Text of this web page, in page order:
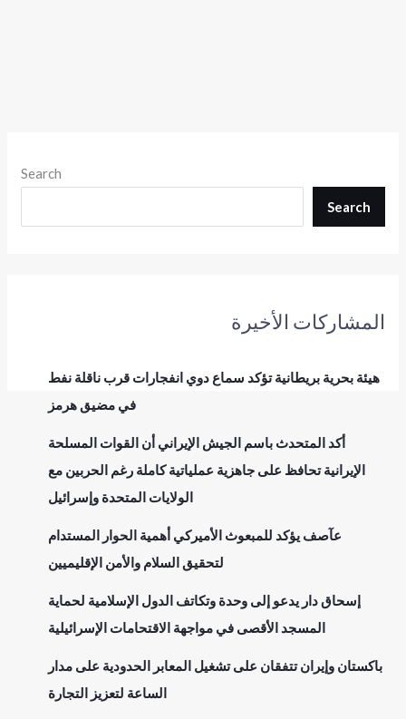
Search
Search
المشاركات الأخيرة
هيئة بحرية بريطانية تؤكد سماع دوي انفجارات قرب ناقلة نفط
في مضيق هرمز
أكد المتحدث باسم الجيش الإيراني أن القوات المسلحة
الإيرانية تحافظ على جاهزية عملياتية كاملة رغم الحربين مع
الولايات المتحدة وإسرائيل
عآصف يؤكد للمبعوث الأميركي أهمية الحوار المستدام
لتحقيق السلام والأمن الإقليميين
إسحاق دار يدعو إلى وحدة وتكاتف الدول الإسلامية لحماية
المسجد الأقصى في مواجهة الاقتحامات الإسرائيلية
باكستان وإيران تتفقان على تشغيل المعابر الحدودية على مدار
الساعة لتعزيز التجارة